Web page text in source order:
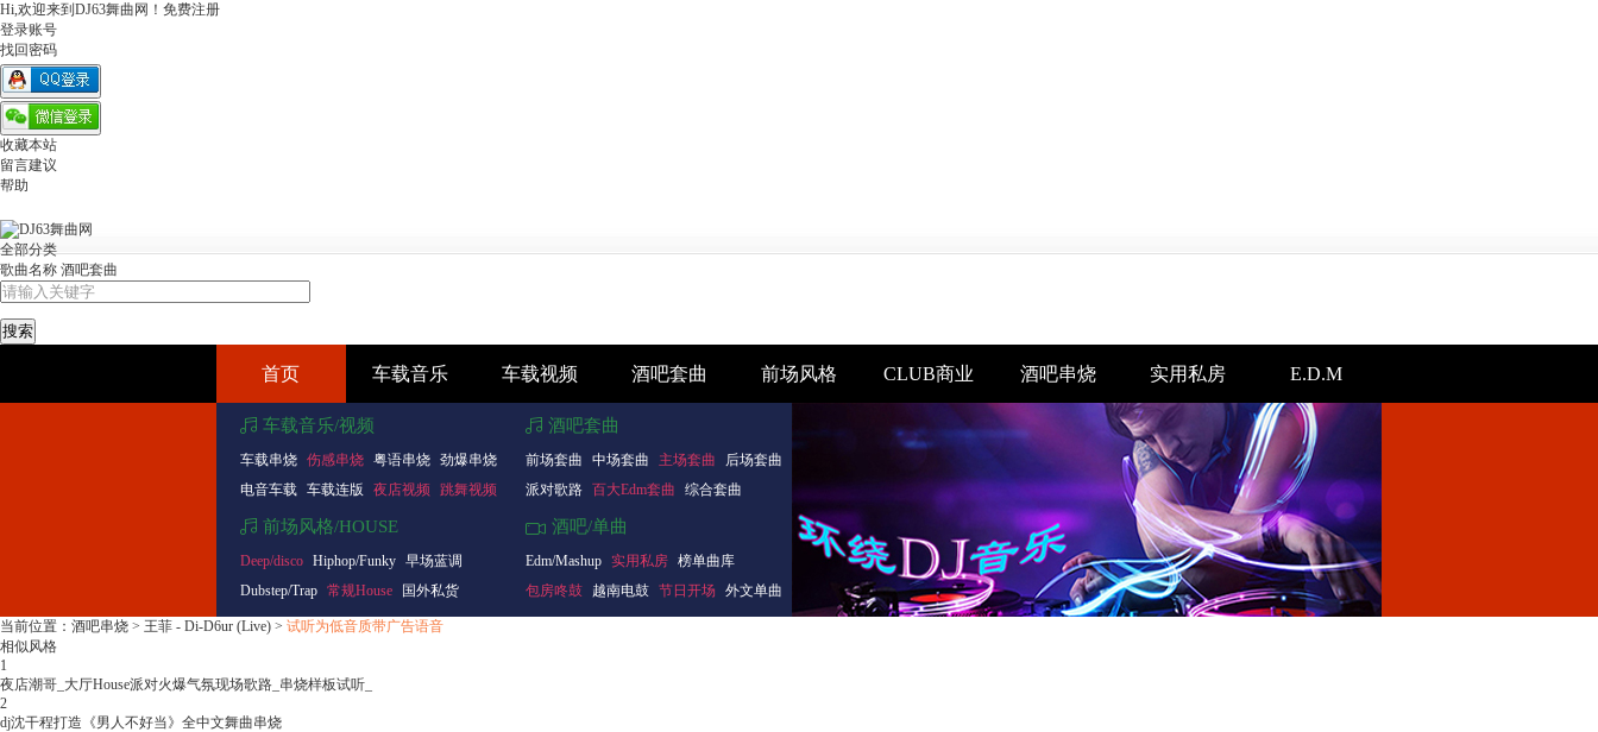
Hi,欢迎来到DJ63舞曲网！ 免费注册
登录账号
找回密码
收藏本站
留言建议
帮助
全部分类
歌曲名称 酒吧套曲
首页 车载音乐 车载视频 酒吧套曲 前场风格 CLUB商业 酒吧串烧 实用私房 E.D.M
车载音乐/视频
车载串烧 伤感串烧 粤语串烧 劲爆串烧
电音车载 车载连版 夜店视频 跳舞视频
前场风格/HOUSE
Deep/disco Hiphop/Funky 早场蓝调
Dubstep/Trap 常规House 国外私货
酒吧套曲
前场套曲 中场套曲 主场套曲
后场套曲
派对歌路 百大Edm套曲 综合套曲
酒吧/单曲
Edm/Mashup 实用私房 榜单曲库
包房咚鼓
越南电鼓 节日开场 外文单曲
当前位置： 酒吧串烧 > 王菲 - Di-D6ur (Live) > 试听为低音质带广告语音
相似风格
1
夜店潮哥_大厅House派对火爆气氛现场歌路_串烧样板试听_
2
dj沈干程打造《男人不好当》全中文舞曲串烧